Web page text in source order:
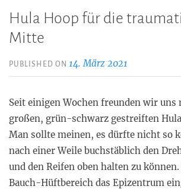
Hula Hoop für die
Mitte
PUBLISHED ON 14. März 2021
Seit einigen Wochen freunden wir uns
großen, grün-schwarz gestreiften
Man sollte meinen, es dürfte nicht so
nach einer Weile buchstäblich den
und den Reifen oben halten zu
Bauch-Hüftbereich das Epizentrum